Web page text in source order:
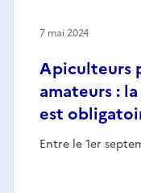
Apiculteurs
amateurs :
est
Entre le 1er
7 mai 2024